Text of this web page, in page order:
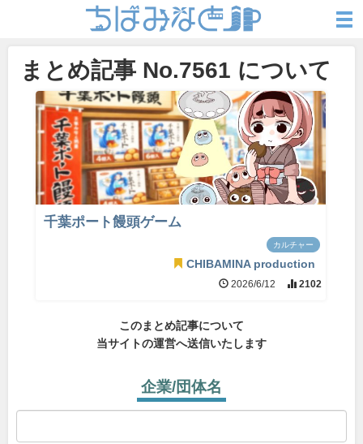
まとめ記事 No.7561 について
千葉ポート饅頭ゲーム
カルチャー
CHIBAMINA production
2026/6/12 2102
このまとめ記事について
当サイトの運営へ送信いたします
企業/団体名